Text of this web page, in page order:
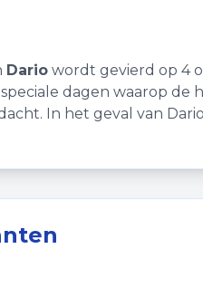
Dario wordt gevierd op 4
dagen waarop
In het geval van